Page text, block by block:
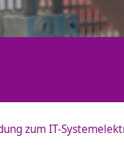
zum IT-